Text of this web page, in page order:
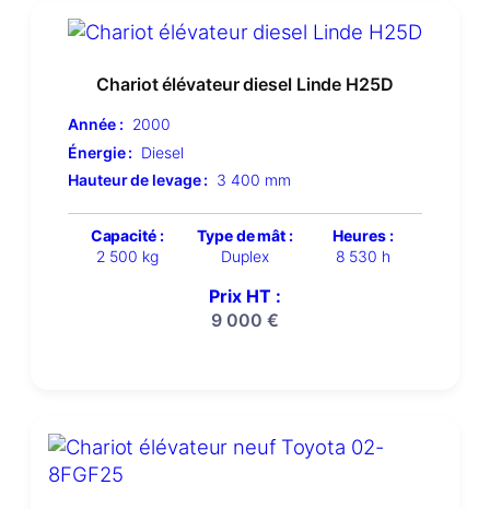
Chariot élévateur diesel Linde H25D
Année : 2000
Énergie : Diesel
Hauteur de levage : 3 400 mm
Capacité :
2 500 kg
Type de mât :
Duplex
Heures :
8 530 h
Prix HT :
9 000 €